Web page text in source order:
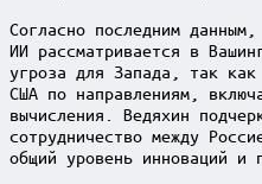
Согласно последним
ИИ рассматривается в
угроза для Запада, так как
США по направлениям,
вычисления. Ведяхин
сотрудничество между
общий уровень инноваций и